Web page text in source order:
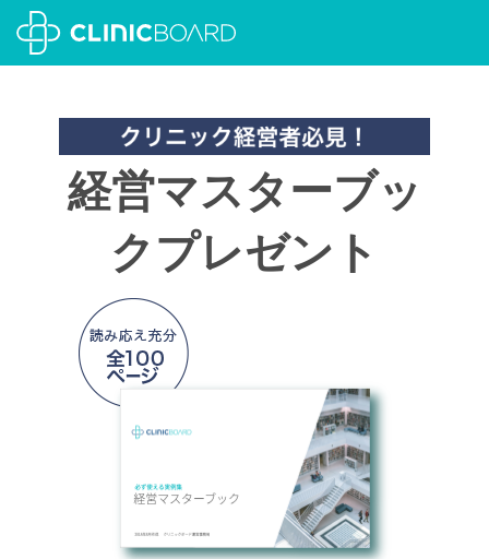
経営マスターブッ
クプレゼント